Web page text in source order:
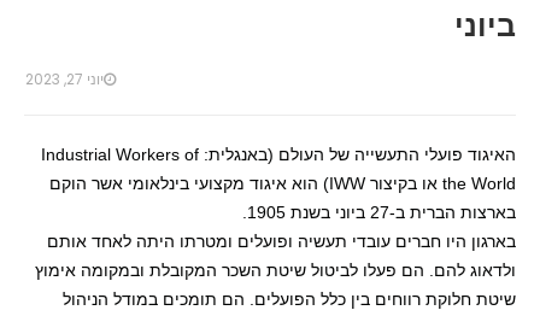
ביוני
יוני 27, 2023
האיגוד פועלי התעשייה של העולם (באנגלית: Industrial Workers of
the World או בקיצור IWW) הוא איגוד מקצועי בינלאומי אשר הוקם
בארצות הברית ב-27 ביוני בשנת 1905.
בארגון היו חברים עובדי תעשיה ופועלים ומטרתו היתה לאחד אותם
ולדאוג להם. הם פעלו לביטול שיטת השכר המקובלת ובמקומה אימוץ
שיטת חלוקת רווחים בין כלל הפועלים. הם תומכים במודל הניהול